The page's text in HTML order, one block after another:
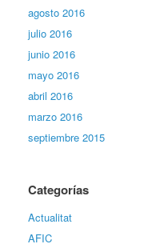
agosto 2016
julio 2016
junio 2016
mayo 2016
abril 2016
marzo 2016
septiembre 2015
Categorías
Actualitat
AFIC